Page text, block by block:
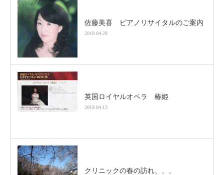
佐藤美喜 ピアノリサイタルのご案内
2019.04.29
英国ロイヤルオペラ 椿姫
2019.04.13
クリニックの春の訪れ、、、